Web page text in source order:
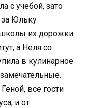
с учебой, зато
за Юльку
школы их дорожки
а Неля со
в кулинарное
все гости
и от